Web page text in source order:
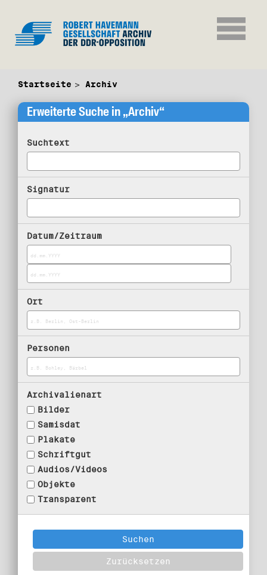
Startseite Archiv
Erweiterte Suche in „Archiv“
Suchtext
Signatur
Datum/Zeitraum
Ort
Personen
Archivalienart
Bilder
Samisdat
Plakate
Schriftgut
Audios/Videos
Objekte
Transparent